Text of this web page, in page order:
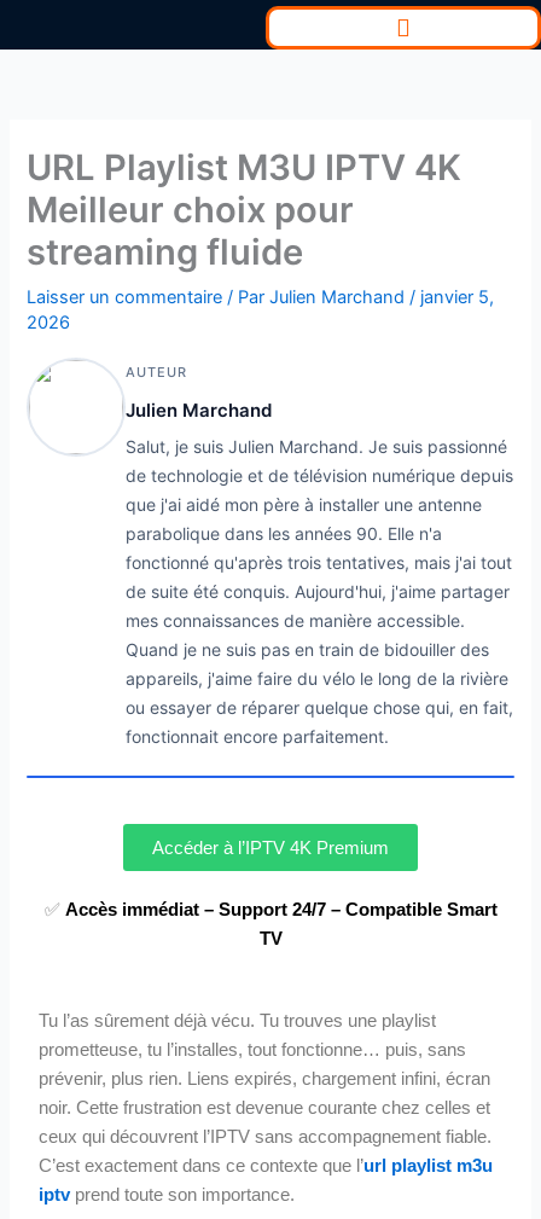
URL Playlist M3U IPTV 4K
Meilleur choix pour
streaming fluide
Laisser un commentaire / ParJulien Marchand/ janvier 5,
2026
AUTEUR
Julien Marchand
Salut, je suis Julien Marchand. Je suis passionné
de technologie et de télévision numérique depuis
que j'ai aidé mon père à installer une antenne
parabolique dans les années 90. Elle n'a
fonctionné qu'après trois tentatives, mais j'ai tout
de suite été conquis. Aujourd'hui, j'aime partager
mes connaissances de manière accessible.
Quand je ne suis pas en train de bidouiller des
appareils, j'aime faire du vélo le long de la rivière
ou essayer de réparer quelque chose qui, en fait,
fonctionnait encore parfaitement.
Accéder à l’IPTV 4K Premium
✅ Accès immédiat – Support 24/7 – Compatible Smart
TV
Tu l’as sûrement déjà vécu. Tu trouves une playlist
prometteuse, tu l’installes, tout fonctionne… puis, sans
prévenir, plus rien. Liens expirés, chargement infini, écran
noir. Cette frustration est devenue courante chez celles et
ceux qui découvrent l’IPTV sans accompagnement fiable.
C’est exactement dans ce contexte que l’url playlist m3u
iptvprend toute son importance.